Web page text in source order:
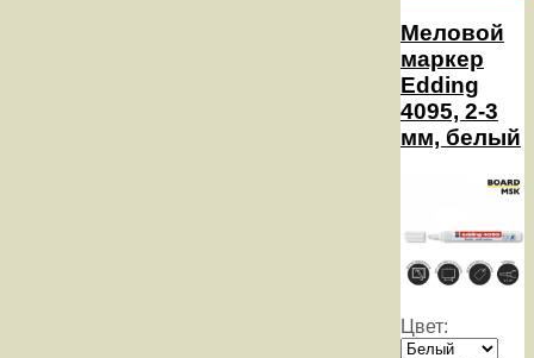
Меловой
маркер
Edding
4095, 2-3
мм, белый
Цвет: